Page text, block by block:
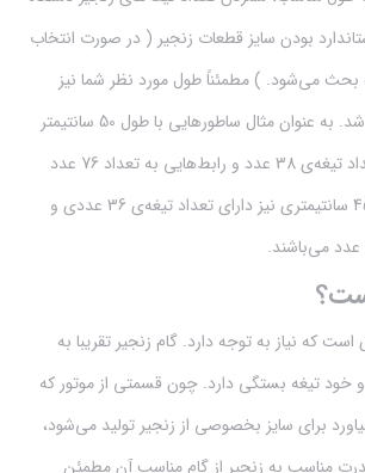
بودن سایز قطعات زنجیر ( در صورت انتخاب
بحث می‌شود. ) مطمئناً طول مورد نظر شما نیز
درست انتخاب خواهد شد. به عنوان مثال ساطورهایی با طول 50 سانتیمتر
دارای زنجیرهایی با تعداد تیغه‌ی 38 عدد و رابط‌هایی به تعداد 76 عدد
می‌باشند. ساطور‌های 45 سانتیمتری نیز دارای تعداد تیغه‌ی 36 عددی و
است که نیاز به توجه دارد. گام زنجیر تقریبا به
خود تیغه بستگی دارد. چون قسمتی از موتور که
برای سایز بخصوصی از زنجیر تولید می‌شود،‌
مناسب به زنجیر از گام مناسب آن مطمئن